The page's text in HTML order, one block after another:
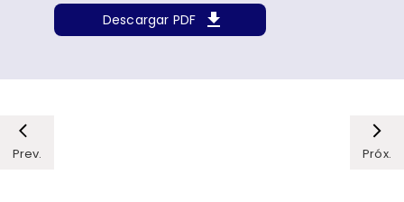
Descargar PDF
Prev. Próx.